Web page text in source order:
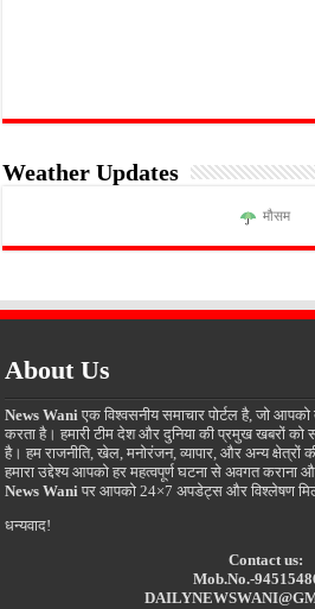
Weather Updates
मौसम
About Us
News Wani एक विश्वसनीय समाचार पोर्टल है, जो
करता है। हमारी टीम देश और दुनिया की प्रमुख खबरों को
है। हम राजनीति, खेल, मनोरंजन, व्यापार, और अन्य
हमारा उद्देश्य आपको हर महत्वपूर्ण घटना से अवगत कराना
News Wani पर आपको 24×7 अपडेट्स और विश्लेषण
धन्यवाद!
Contact us:
Mob.No.-